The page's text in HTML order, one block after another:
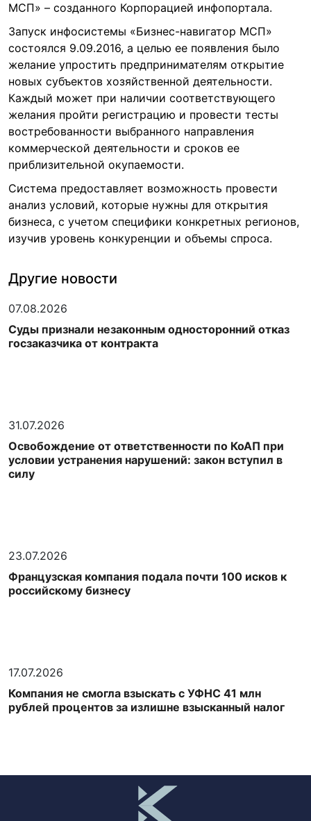
МСП» – созданного Корпорацией инфопортала.
Запуск инфосистемы «Бизнес-навигатор МСП»
состоялся 9.09.2016, а целью ее появления было
желание упростить предпринимателям открытие
новых субъектов хозяйственной деятельности.
Каждый может при наличии соответствующего
желания пройти регистрацию и провести тесты
востребованности выбранного направления
коммерческой деятельности и сроков ее
приблизительной окупаемости.
Система предоставляет возможность провести
анализ условий, которые нужны для открытия
бизнеса, с учетом специфики конкретных регионов,
изучив уровень конкуренции и объемы спроса.
Другие новости
07.08.2026
Суды признали незаконным односторонний отказ
госзаказчика от контракта
31.07.2026
Освобождение от ответственности по КоАП при
условии устранения нарушений: закон вступил в
силу
23.07.2026
Французская компания подала почти 100 исков к
российскому бизнесу
17.07.2026
Компания не смогла взыскать с УФНС 41 млн
рублей процентов за излишне взысканный налог